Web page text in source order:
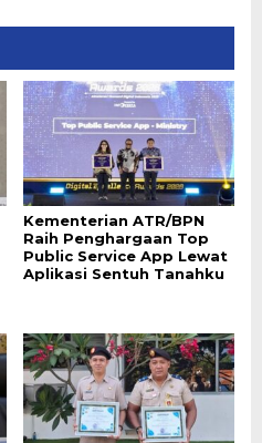
Kementerian ATR/BPN
Raih Penghargaan Top
Public Service App Lewat
Aplikasi Sentuh Tanahku